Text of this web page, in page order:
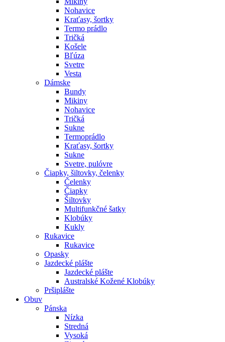
Nohavice
Kraťasy, šortky
Termo prádlo
Tričká
Košele
Bľúza
Svetre
Vesta
Dámske
Bundy
Mikiny
Nohavice
Tričká
Sukne
Termoprádlo
Kraťasy, šortky
Sukne
Svetre, pulóvre
Čiapky, šiltovky, čelenky
Čelenky
Čiapky
Šiltovky
Multifunkčné šatky
Klobúky
Kukly
Rukavice
Rukavice
Opasky
Jazdecké plášte
Jazdecké plášte
Australské Kožené Klobúky
Pršiplášte
Obuv
Pánska
Nízka
Stredná
Vysoká